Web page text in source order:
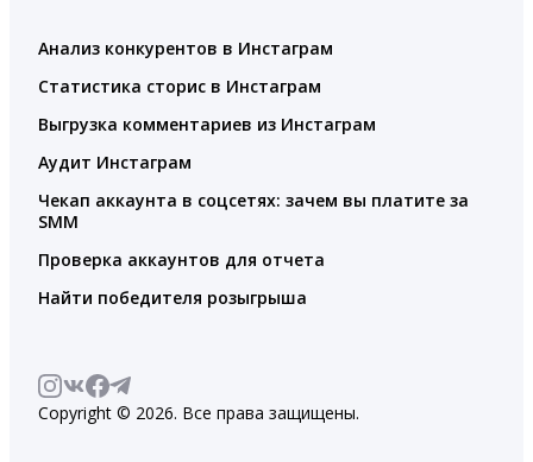
Анализ конкурентов в Инстаграм
Статистика сторис в Инстаграм
Выгрузка комментариев из Инстаграм
Аудит Инстаграм
Чекап аккаунта в соцсетях: зачем вы платите за
SMM
Проверка аккаунтов для отчета
Найти победителя розыгрыша
Copyright © 2026. Все права защищены.